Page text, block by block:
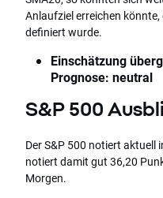
Anlaufziel erreichen
definiert wurde.
Einschätzung
Prognose: neutral
S&P 500
Der S&P 500 notiert aktuell
notiert damit gut 36,20
Morgen.